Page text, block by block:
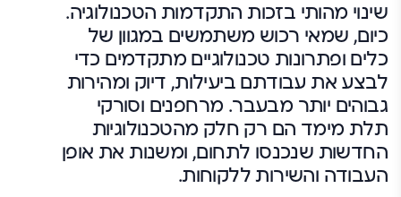
שינוי מהותי בזכות התקדמות הטכנולוגיה.
כיום, שמאי רכוש משתמשים במגוון של
כלים ופתרונות טכנולוגיים מתקדמים כדי
לבצע את עבודתם ביעילות, דיוק ומהירות
גבוהים יותר מבעבר. מרחפנים וסורקי
תלת מימד הם רק חלק מהטכנולוגיות
החדשות שנכנסו לתחום, ומשנות את אופן
העבודה והשירות ללקוחות.